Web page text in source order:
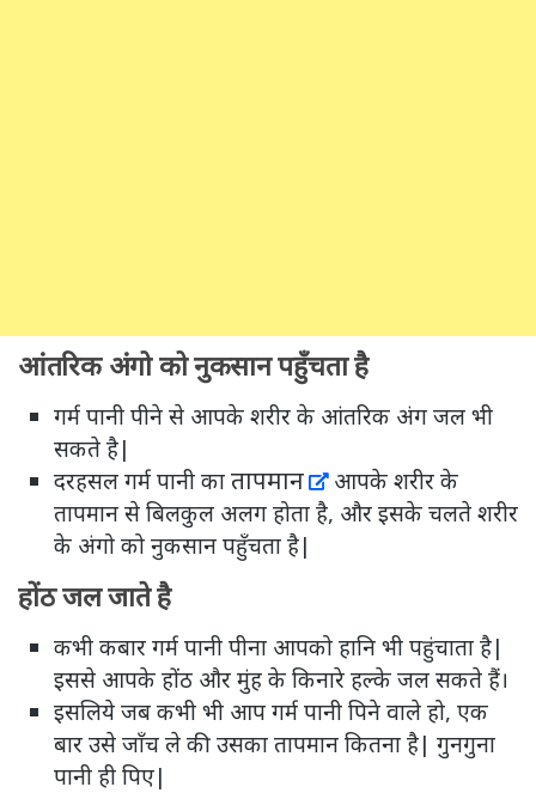
आंतरिक अंगो को नुकसान पहुँचता है
गर्म पानी पीने से आपके शरीर के आंतरिक अंग जल भी
सकते है|
दरहसल गर्म पानी का तापमान
आपके शरीर के
तापमान से बिलकुल अलग होता है, और इसके चलते शरीर
के अंगो को नुकसान पहुँचता है|
होंठ जल जाते है
कभी कबार गर्म पानी पीना आपको हानि भी पहुंचाता है|
इससे आपके होंठ और मुंह के किनारे हल्के जल सकते हैं।
इसलिये जब कभी भी आप गर्म पानी पिने वाले हो, एक
बार उसे जाँच ले की उसका तापमान कितना है| गुनगुना
पानी ही पिए|